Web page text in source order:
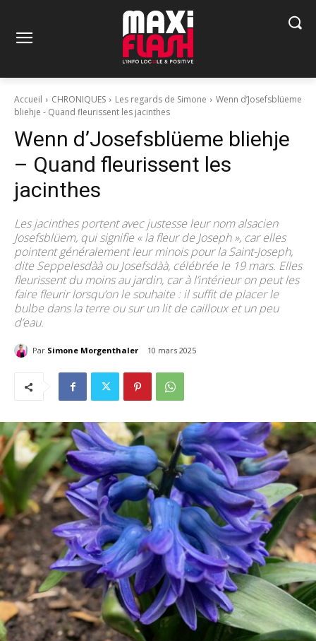
Accueil CHRONIQUES Les regards de Simone
Wenn d’Josefsblüeme
bliehje - Quand fleurissent les jacinthes
Wenn d’Josefsblüeme bliehje
– Quand fleurissent les
jacinthes
Les jacinthes portent avec justesse leur nom alsacien
Josefsblüem, qui signifie « la fleur de Joseph », car elles
pointent généralement leur minois pour la Saint-Joseph,
dite Seppelesdàà ou Josefsdàà, célébrée le 19 mars. Elles
fleurissent du moins au jardin, car à l’intérieur on peut les
faire fleurir lorsqu’on le souhaite : il suffit de placer le
bulbe dans la terre ou sur un lit de cailloux et un peu
d’eau.
Par Simone Morgenthaler 10 mars 2025